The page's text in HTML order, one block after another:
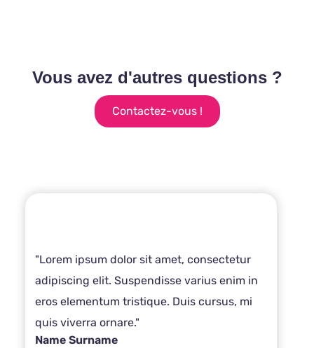
Vous avez d'autres questions ?
Contactez-vous !
"Lorem ipsum dolor sit amet, consectetur
adipiscing elit. Suspendisse varius enim in
eros elementum tristique. Duis cursus, mi
quis viverra ornare."
Name Surname